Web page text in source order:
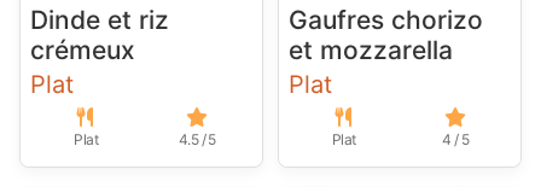
Dinde et riz
crémeux
Plat
Plat 4.5 / 5
Gaufres chorizo
et mozzarella
Plat
Plat 4 / 5